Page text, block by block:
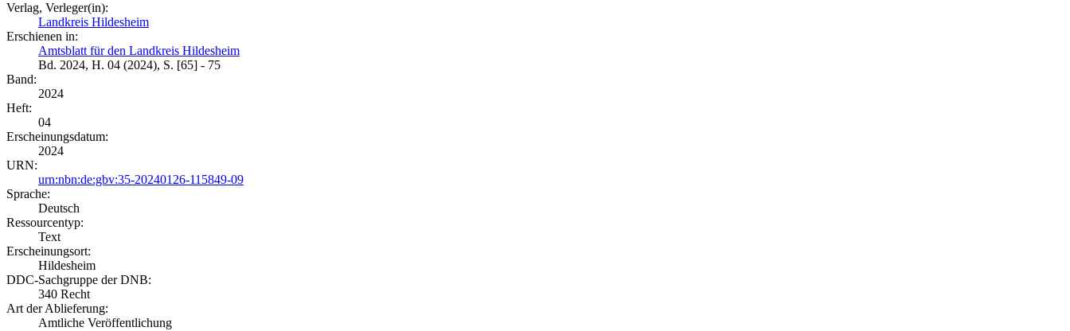
Verlag, Verleger(in):
Landkreis Hildesheim
Erschienen in:
Amtsblatt für den Landkreis Hildesheim
Bd. 2024, H. 04 (2024), S. [65] - 75
Band:
2024
Heft:
04
Erscheinungsdatum:
2024
URN:
urn:nbn:de:gbv:35-20240126-115849-09
Sprache:
Deutsch
Ressourcentyp:
Text
Erscheinungsort:
Hildesheim
DDC-Sachgruppe der DNB:
340 Recht
Art der Ablieferung:
Amtliche Veröffentlichung